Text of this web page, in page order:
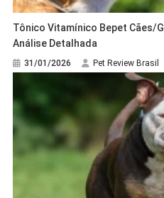
Tônico Vitamínico Bepet Cães/
Análise Detalhada
31/01/2026 Pet Review Brasil